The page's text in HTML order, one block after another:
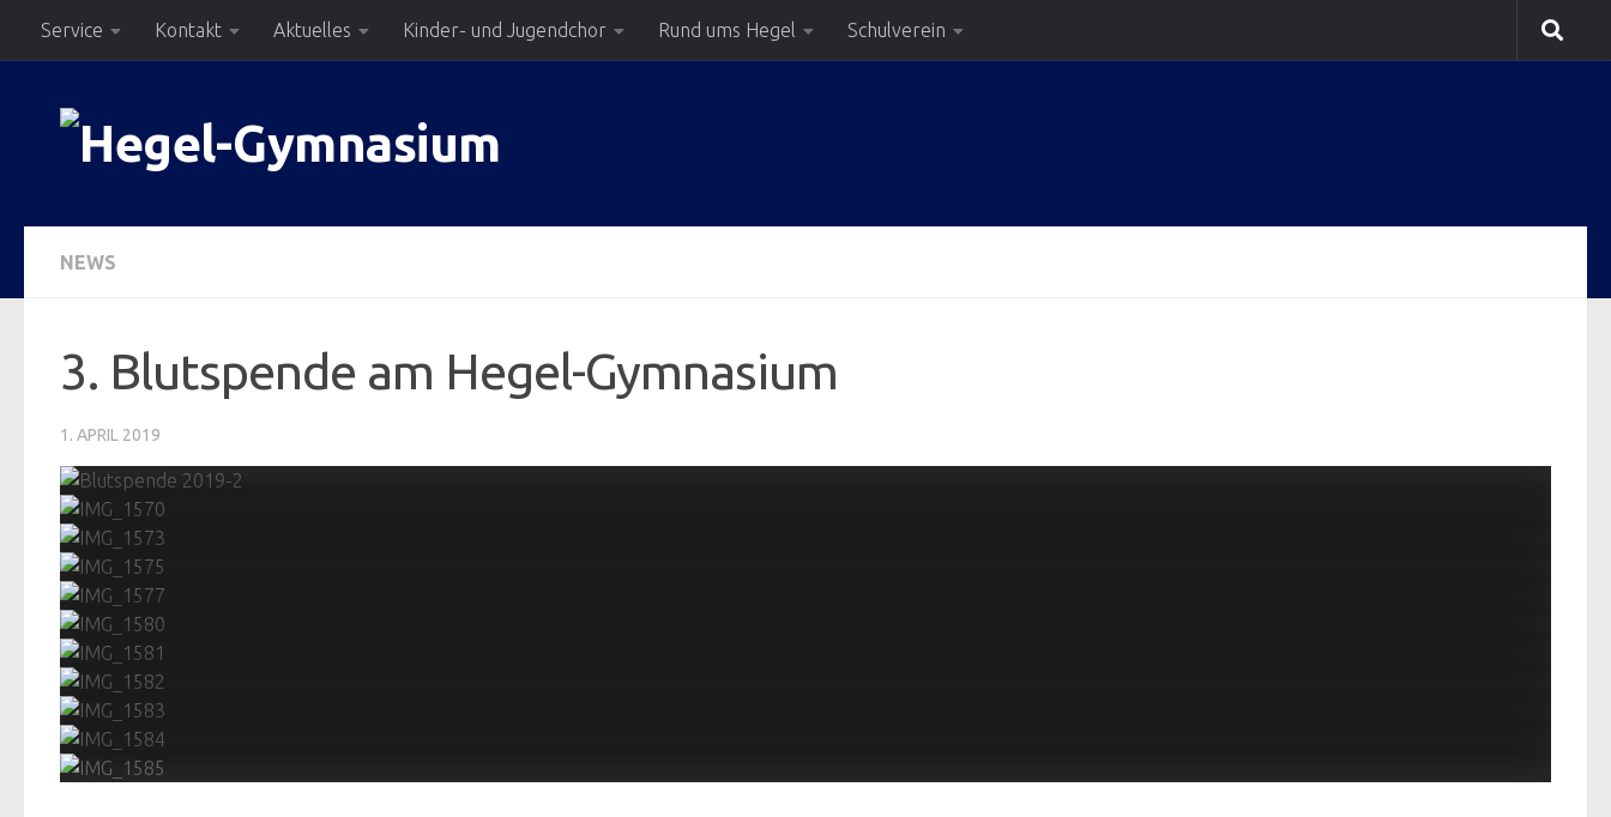
Zum Inhalt springen
Service Kontakt Aktuelles Kinder- und Jugendchor Rund ums Hegel Schulverein
NEWS
3. Blutspende am Hegel-Gymnasium
1. APRIL 2019